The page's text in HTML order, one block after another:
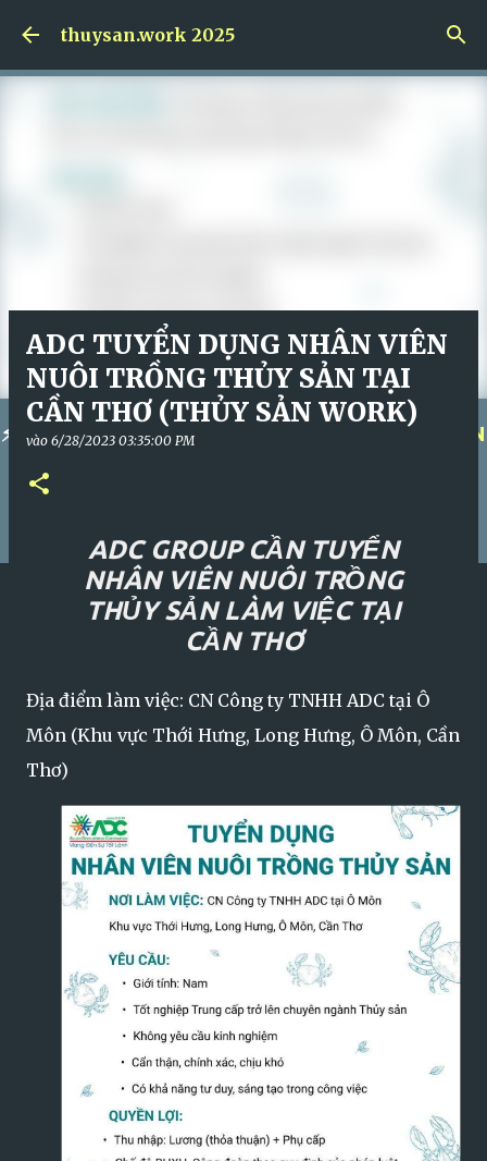
Skip to main content
thuysan.work 2025
⚡ KÍCH HOẠT KHÓA HỌC NGAY!
QUẢN TRỊ NHÂN
ADC TUYỂN DỤNG NHÂN VIÊN
NUÔI TRỒNG THỦY SẢN TẠI
CẦN THƠ (THỦY SẢN WORK)
vào 6/28/2023 03:35:00 PM
ADC GROUP CẦN TUYỂN
NHÂN VIÊN NUÔI TRỒNG
THỦY SẢN LÀM VIỆC TẠI
CẦN THƠ
Địa điểm làm việc: CN Công ty TNHH ADC tại Ô
Môn (Khu vực Thới Hưng, Long Hưng, Ô Môn, Cần
Thơ)